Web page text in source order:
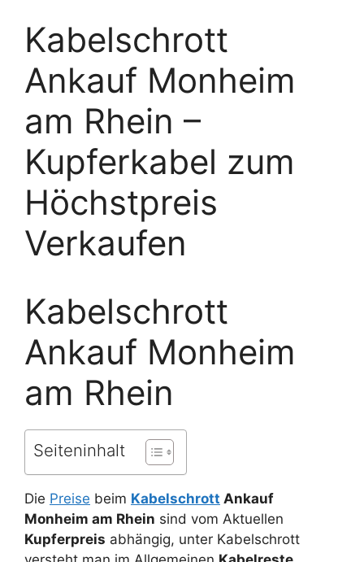
Kabelschrott
Ankauf Monheim
am Rhein –
Kupferkabel zum
Höchstpreis
Verkaufen
Kabelschrott
Ankauf Monheim
am Rhein
Seiteninhalt
Die Preise beim Kabelschrott Ankauf
Monheim am Rhein sind vom Aktuellen
Kupferpreis abhängig, unter Kabelschrott